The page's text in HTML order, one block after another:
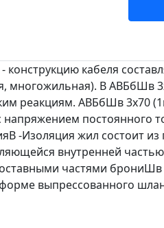
кабеля
многожильная). В АВБбШв
реакциям. АВБбШв 3х70
постоянного
-Изоляция жил состоит из
внутренней
частями
выпрессованного